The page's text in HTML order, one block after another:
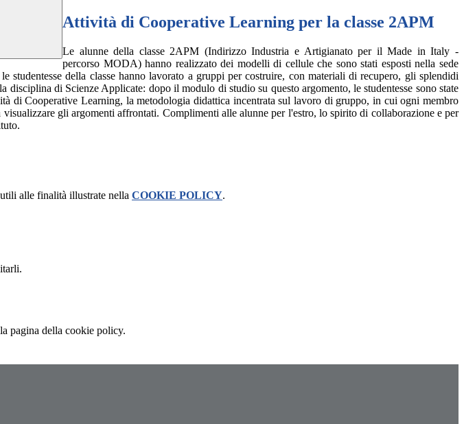
Attività di Cooperative Learning per la classe 2APM
Le alunne della classe 2APM (Indirizzo Industria e Artigianato per il Made in Italy -
percorso MODA) hanno realizzato dei modelli di cellule che sono stati esposti nella sede
della classe hanno lavorato a gruppi per costruire, con materiali di recupero, gli splendidi
di Scienze Applicate: dopo il modulo di studio su questo argomento, le studentesse sono state
di Cooperative Learning, la metodologia didattica incentrata sul lavoro di gruppo, in cui ogni membro
gli argomenti affrontati. Complimenti alle alunne per l'estro, lo spirito di collaborazione e per
alle finalità illustrate nella COOKIE POLICY.
pagina della cookie policy.